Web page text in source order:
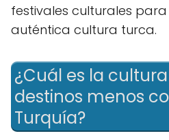
festivales culturales
auténtica cultura turca.
¿Cuál es la
destinos menos
Turquía?